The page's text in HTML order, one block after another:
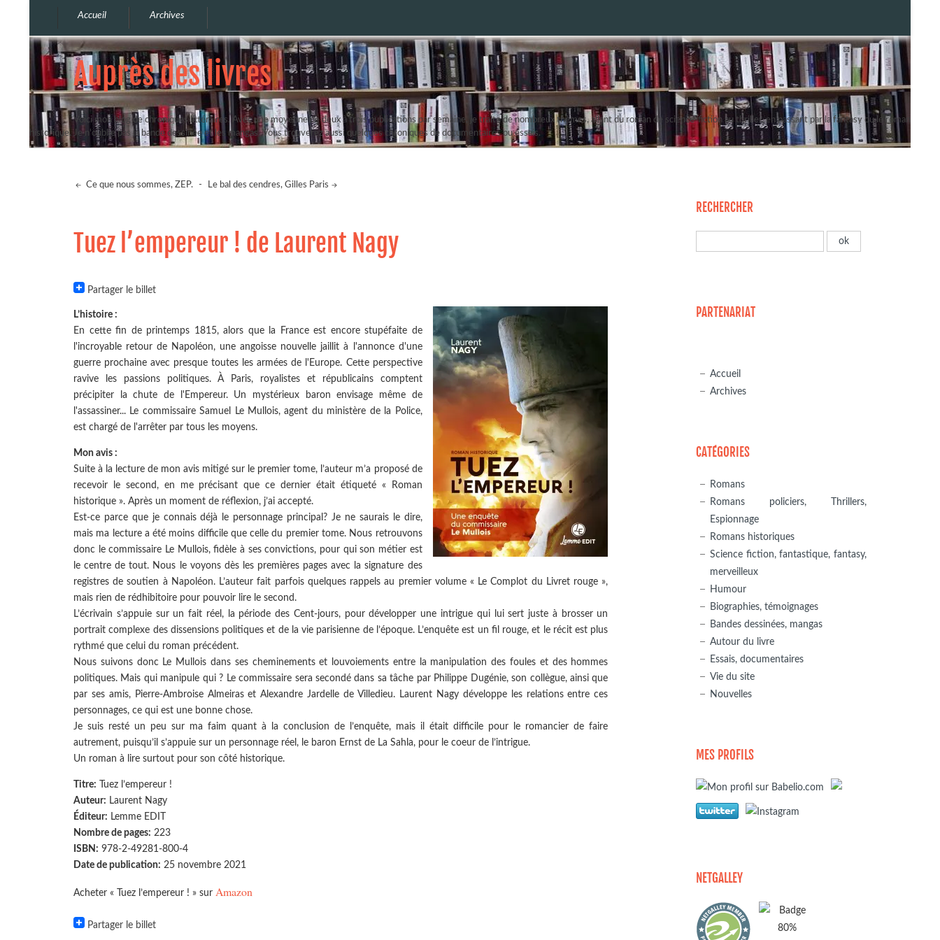
Accueil Archives
Auprès des livres
Voici mon blog de chroniques littéraires. Avec une moyenne de deux à trois publications par semaine, je traite de nombreux thèmes, allant du roman de science-fiction au thriller, en passant par la fantasy ou le roman
historique. Je n'oublie pas la bande dessinée et les mangas. Vous trouverez aussi quelques chroniques de documentaires ou essais.
Ce que nous sommes, ZEP. - Le bal des cendres, Gilles Paris
Tuez l’empereur ! de Laurent Nagy
Partager le billet
L’histoire :
En cette fin de printemps 1815, alors que la France est encore stupéfaite de
l'incroyable retour de Napoléon, une angoisse nouvelle jaillit à l'annonce d'une
guerre prochaine avec presque toutes les armées de l'Europe. Cette perspective
ravive les passions politiques. À Paris, royalistes et républicains comptent
précipiter la chute de l'Empereur. Un mystérieux baron envisage même de
l'assassiner... Le commissaire Samuel Le Mullois, agent du ministère de la Police,
est chargé de l'arrêter par tous les moyens.
Mon avis :
Suite à la lecture de mon avis mitigé sur le premier tome, l’auteur m’a proposé de
recevoir le second, en me précisant que ce dernier était étiqueté « Roman
historique ». Après un moment de réflexion, j’ai accepté.
Est-ce parce que je connais déjà le personnage principal? Je ne saurais le dire,
mais ma lecture a été moins difficile que celle du premier tome. Nous retrouvons
donc le commissaire Le Mullois, fidèle à ses convictions, pour qui son métier est
le centre de tout. Nous le voyons dès les premières pages avec la signature des
registres de soutien à Napoléon. L’auteur fait parfois quelques rappels au premier volume « Le Complot du Livret rouge »,
mais rien de rédhibitoire pour pouvoir lire le second.
L’écrivain s’appuie sur un fait réel, la période des Cent-jours, pour développer une intrigue qui lui sert juste à brosser un
portrait complexe des dissensions politiques et de la vie parisienne de l’époque. L’enquête est un fil rouge, et le récit est plus
rythmé que celui du roman précédent.
Nous suivons donc Le Mullois dans ses cheminements et louvoiements entre la manipulation des foules et des hommes
politiques. Mais qui manipule qui ? Le commissaire sera secondé dans sa tâche par Philippe Dugénie, son collègue, ainsi que
par ses amis, Pierre-Ambroise Almeiras et Alexandre Jardelle de Villedieu. Laurent Nagy développe les relations entre ces
personnages, ce qui est une bonne chose.
Je suis resté un peu sur ma faim quant à la conclusion de l’enquête, mais il était difficile pour le romancier de faire
autrement, puisqu’il s’appuie sur un personnage réel, le baron Ernst de La Sahla, pour le coeur de l’intrigue.
Un roman à lire surtout pour son côté historique.
Titre: Tuez l’empereur !
Auteur: Laurent Nagy
Éditeur: Lemme EDIT
Nombre de pages: 223
ISBN: 978-2-49281-800-4
Date de publication: 25 novembre 2021
Acheter « Tuez l’empereur ! » sur Amazon
Partager le billet
RECHERCHER
PARTENARIAT
Accueil
Archives
CATÉGORIES
Romans
Romans policiers, Thrillers,
Espionnage
Romans historiques
Science fiction, fantastique, fantasy,
merveilleux
Humour
Biographies, témoignages
Bandes dessinées, mangas
Autour du livre
Essais, documentaires
Vie du site
Nouvelles
MES PROFILS
NETGALLEY